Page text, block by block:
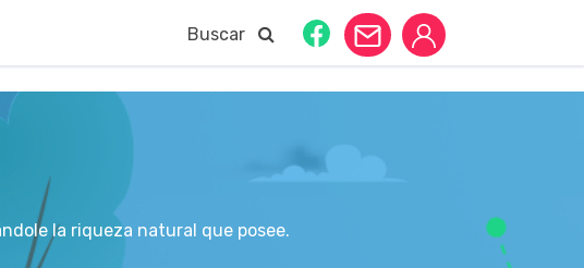
Buscar
la riqueza natural que posee.